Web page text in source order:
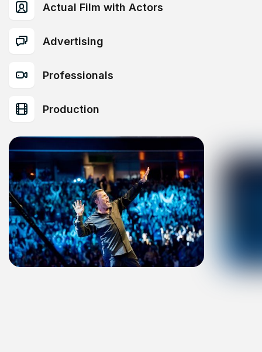
Actual Film with Actors
Advertising
Professionals
Production